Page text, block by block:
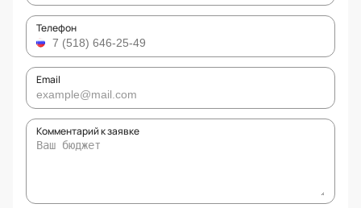
Телефон
Email
Комментарий к заявке